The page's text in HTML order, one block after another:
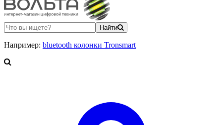
Найти
Например: bluetooth колонки Tronsmart